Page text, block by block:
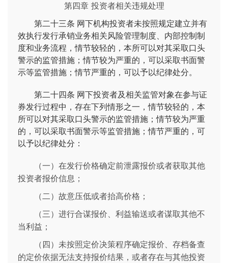
第四章 投资者相关违规处理
第二十三条 网下机构投资者未按照规定建立并有
效执行发行承销业务相关风险管理制度、内部控制制
度和业务流程，情节较轻的，本所可以对其采取口头
警示的监管措施；情节较为严重的，可以采取书面警
示等监管措施；情节严重的，可以予以纪律处分。
第二十四条 网下投资者及相关监管对象在参与证
券发行过程中，存在下列情形之一，情节较轻的，本
所可以对其采取口头警示的监管措施；情节较为严重
的，可以采取书面警示等监管措施；情节严重的，可
以予以纪律处分：
（一）在发行价格确定前泄露报价或者获取其他
投资者报价信息；
（二）故意压低或者抬高价格；
（三）进行合谋报价、利益输送或者谋取其他不
当利益；
（四）未按照定价决策程序确定报价、存档备查
的定价依据无法支持报价结果，或者存在与其他投资